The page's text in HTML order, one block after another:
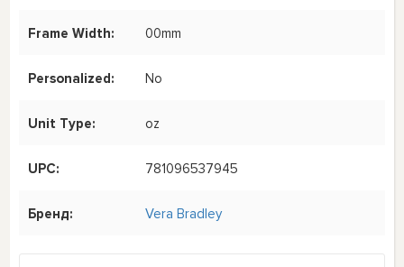
Frame Width: 00mm
Personalized: No
Unit Type: oz
UPC: 781096537945
Бренд: Vera Bradley